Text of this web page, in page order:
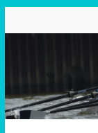
au